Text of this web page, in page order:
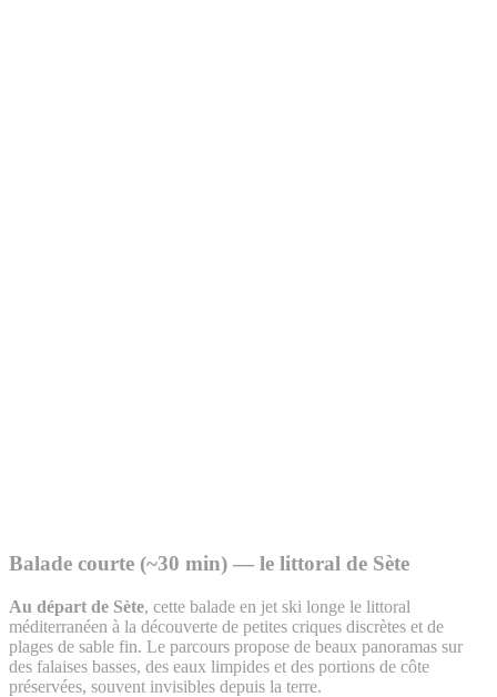
Balade courte (~30 min) — le littoral de Sète
Au départ de Sète, cette balade en jet ski longe le littoral
méditerranéen à la découverte de petites criques discrètes et de
plages de sable fin. Le parcours propose de beaux panoramas sur
des falaises basses, des eaux limpides et des portions de côte
préservées, souvent invisibles depuis la terre.